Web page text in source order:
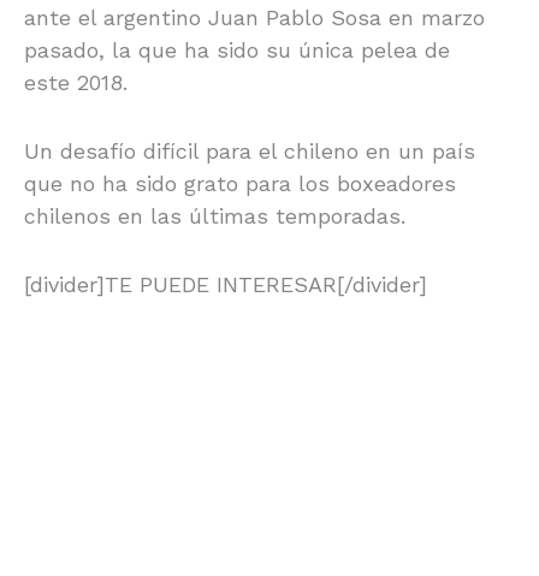
ante el argentino Juan Pablo Sosa en marzo
pasado, la que ha sido su única pelea de
este 2018.
Un desafío difícil para el chileno en un país
que no ha sido grato para los boxeadores
chilenos en las últimas temporadas.
[divider]TE PUEDE INTERESAR[/divider]